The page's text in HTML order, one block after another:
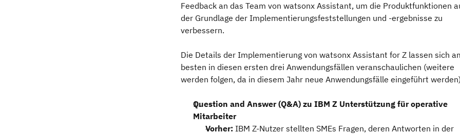
Feedback an das Team von watsonx Assistant, um die Produktfunktionen
der Grundlage der Implementierungsfeststellungen und -ergebnisse zu
verbessern.
Die Details der Implementierung von watsonx Assistant for Z lassen sich
besten in diesen ersten drei Anwendungsfällen veranschaulichen (weitere
werden folgen, da in diesem Jahr neue Anwendungsfälle eingeführt
Question and Answer (Q&A) zu IBM Z Unterstützung für operative
Mitarbeiter
Vorher: IBM Z-Nutzer stellten SMEs Fragen, deren Antworten in der